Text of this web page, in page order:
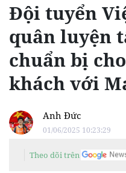
Đội tuyển
quân luyện
chuẩn bị
khách với
Anh Đức
01/06/2025 10:23:29
Theo dõi trên